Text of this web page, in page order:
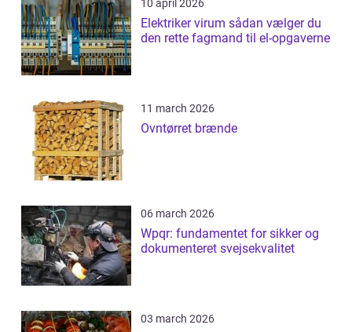
10 april 2026
Elektriker virum sådan vælger du
den rette fagmand til el-opgaverne
11 march 2026
Ovntørret brænde
06 march 2026
Wpqr: fundamentet for sikker og
dokumenteret svejsekvalitet
03 march 2026